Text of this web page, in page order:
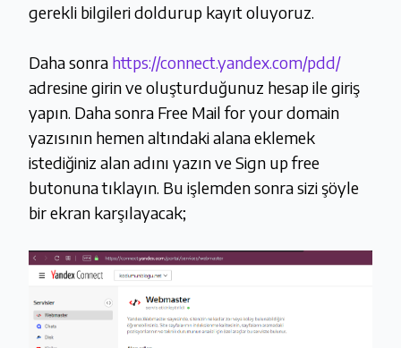
gerekli bilgileri doldurup kayıt oluyoruz.
Daha sonra https://connect.yandex.com/pdd/
adresine girin ve oluşturduğunuz hesap ile giriş
yapın. Daha sonra Free Mail for your domain
yazısının hemen altındaki alana eklemek
istediğiniz alan adını yazın ve Sign up free
butonuna tıklayın. Bu işlemden sonra sizi şöyle
bir ekran karşılayacak;